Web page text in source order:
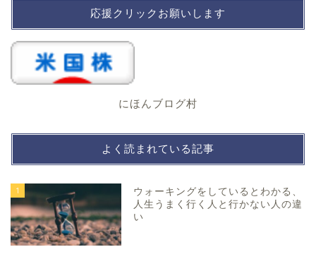
応援クリックお願いします
にほんブログ村
よく読まれている記事
1
ウォーキングをしているとわかる、
人生うまく行く人と行かない人の違
い